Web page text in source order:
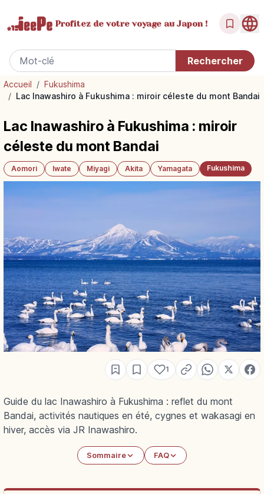
Profitez de votrevoyage au Japon !
Accueil / Fukushima
/ Lac Inawashiro à Fukushima : miroir céleste du mont Bandai
Lac Inawashiro à Fukushima : miroir
céleste du mont Bandai
Aomori Iwate Miyagi Akita Yamagata Fukushima
1
Guide du lac Inawashiro à Fukushima : reflet du mont
Bandai, activités nautiques en été, cygnes et wakasagi en
hiver, accès via JR Inawashiro.
Sommaire FAQ